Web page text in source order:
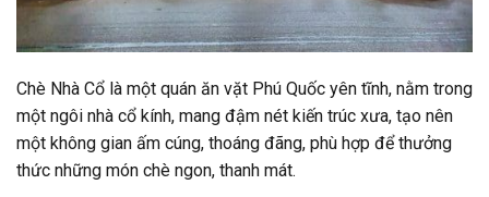
Chè Nhà Cổ là một quán ăn vặt Phú Quốc yên tĩnh, nằm trong
một ngôi nhà cổ kính, mang đậm nét kiến trúc xưa, tạo nên
một không gian ấm cúng, thoáng đãng, phù hợp để thưởng
thức những món chè ngon, thanh mát.